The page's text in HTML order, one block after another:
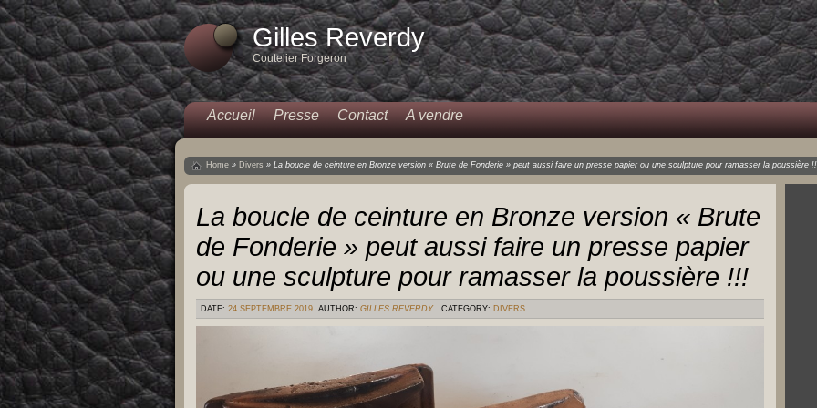
Gilles Reverdy
Coutelier Forgeron
Accueil Presse Contact A vendre
Home » Divers » La boucle de ceinture en Bronze version « Brute de Fonderie » peut aussi faire un presse papier ou une sculpture pour ramasser la poussière
La boucle de ceinture en Bronze version « Brute
de Fonderie » peut aussi faire un presse papier
ou une sculpture pour ramasser la poussière !!!
DATE: 24 SEPTEMBRE 2019 AUTHOR: GILLES REVERDY CATEGORY: DIVERS